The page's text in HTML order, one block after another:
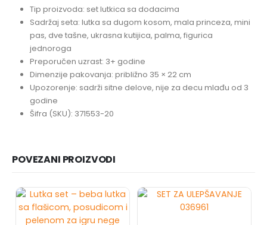
Tip proizvoda: set lutkica sa dodacima
Sadržaj seta: lutka sa dugom kosom, mala princeza, mini
pas, dve tašne, ukrasna kutijica, palma, figurica
jednoroga
Preporučen uzrast: 3+ godine
Dimenzije pakovanja: približno 35 × 22 cm
Upozorenje: sadrži sitne delove, nije za decu mlađu od 3
godine
Šifra (SKU): 371553-20
POVEZANI PROIZVODI